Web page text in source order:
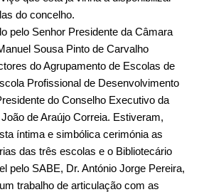
do concelho.
pelo Senhor Presidente da Câmara
Sousa Pinto de Carvalho
do Agrupamento de Escolas de
Profissional de Desenvolvimento
do Conselho Executivo da
de Araújo Correia. Estiveram,
íntima e simbólica cerimónia as
das três escolas e o Bibliotecário
pelo SABE, Dr. António Jorge Pereira,
trabalho de articulação com as